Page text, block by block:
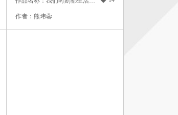
作者：熊玮蓉